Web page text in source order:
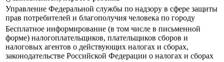
Управление Федеральной службы по надзору в сфере защиты
прав потребителей и благополучия человека по городу
Бесплатное информирование (в том числе в письменной
форме) налогоплательщиков, плательщиков сборов и
налоговых агентов о действующих налогах и сборах,
законодательстве Российской Федерации о налогах и сборах